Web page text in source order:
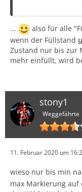
...
also für alle
wenn der Füllstand
Zustand nur bis zur
mehr einfüllt, wird
stony1
Weggefährte
11. Februar 2020 um
wieso nur bis min
max Markierung auf